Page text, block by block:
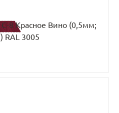
8 Красное Вино (0,5мм;
RAL 3005